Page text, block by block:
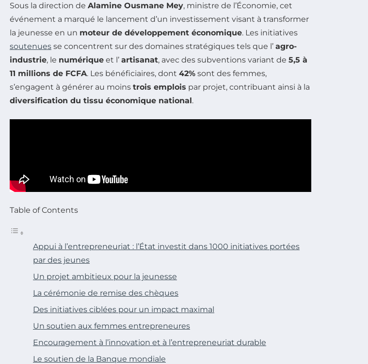
Sous la direction de Alamine Ousmane Mey, ministre de l’Économie, cet
événement a marqué le lancement d’un investissement visant à transformer
la jeunesse en un moteur de développement économique. Les initiatives
soutenues se concentrent sur des domaines stratégiques tels que l’ agro-
industrie, le numérique et l’ artisanat, avec des subventions variant de 5,5 à
11 millions de FCFA. Les bénéficiaires, dont 42% sont des femmes,
s’engagent à générer au moins trois emplois par projet, contribuant ainsi à la
diversification du tissu économique national.
Table of Contents
Appui à l’entrepreneuriat : l’État investit dans 1000 initiatives portées
par des jeunes
Un projet ambitieux pour la jeunesse
La cérémonie de remise des chèques
Des initiatives ciblées pour un impact maximal
Un soutien aux femmes entrepreneures
Encouragement à l’innovation et à l’entrepreneuriat durable
Le soutien de la Banque mondiale